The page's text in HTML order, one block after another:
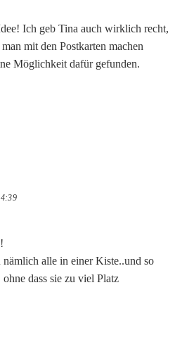
Ich geb Tina auch wirklich recht,
mit den Postkarten machen
Möglichkeit dafür gefunden.
alle in einer Kiste..und so
dass sie zu viel Platz